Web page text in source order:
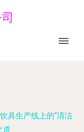
具生产线上的“清洁
道